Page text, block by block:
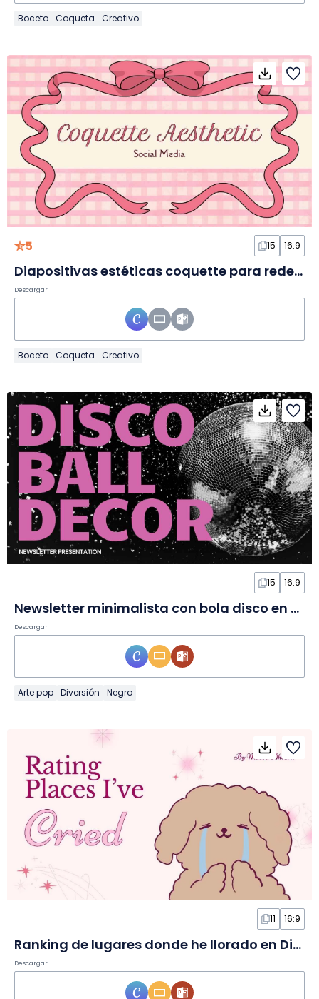
Boceto Coqueta Creativo
5 15 16:9
Diapositivas estéticas coquette para redes sociales
Descargar
Boceto Coqueta Creativo
15 16:9
Newsletter minimalista con bola disco en Diapositivas
Descargar
Arte pop Diversión Negro
11 16:9
Ranking de lugares donde he llorado en Diapositivas
Descargar